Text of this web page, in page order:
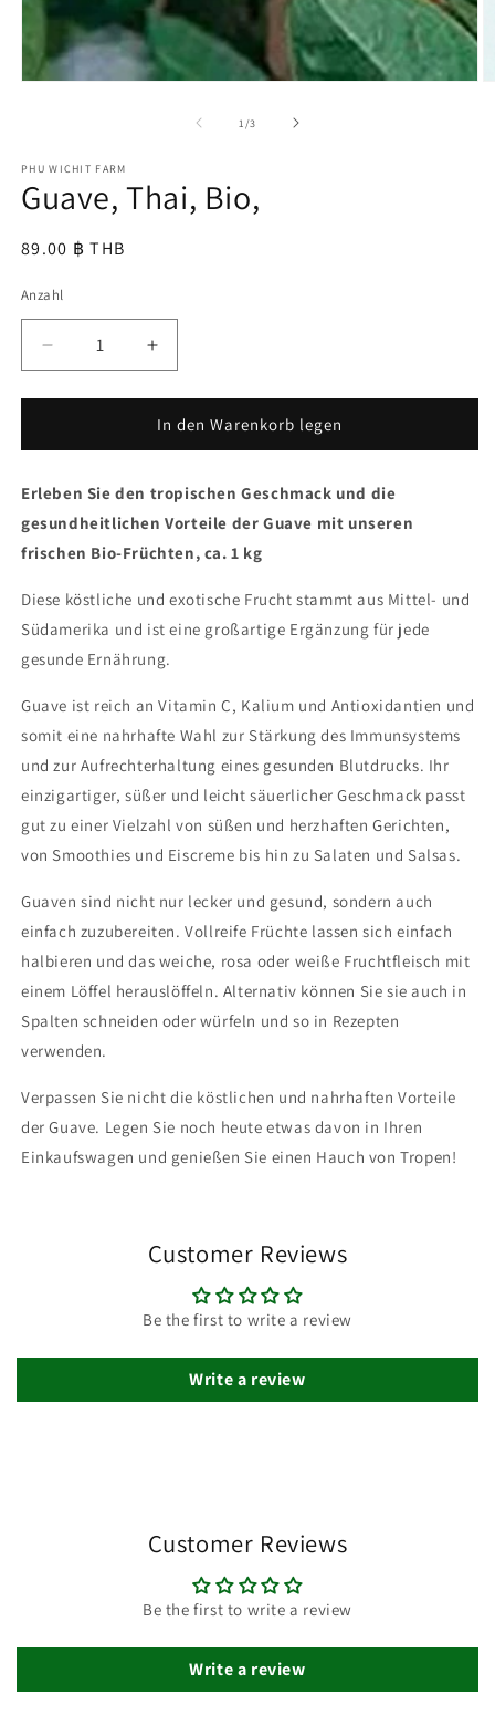
1/von
3
PHU WICHIT FARM
Guave, Thai, Bio,
Normaler
89.00 ฿ THB
Anzahl
Verringere
die
Menge
Guave,
Bio,
Erhöhe
die
Menge
für
Guave,
Bio,
In den Warenkorb legen
Erleben Sie den tropischen Geschmack und die
gesundheitlichen Vorteile der Guave mit unseren
frischen Bio-Früchten, ca. 1 kg
Diese köstliche und exotische Frucht stammt aus Mittel- und
Südamerika und ist eine großartige Ergänzung für jede
gesunde Ernährung.
Guave ist reich an Vitamin C, Kalium und Antioxidantien und
somit eine nahrhafte Wahl zur Stärkung des Immunsystems
und zur Aufrechterhaltung eines gesunden Blutdrucks. Ihr
einzigartiger, süßer und leicht säuerlicher Geschmack passt
gut zu einer Vielzahl von süßen und herzhaften Gerichten,
von Smoothies und Eiscreme bis hin zu Salaten und Salsas.
Guaven sind nicht nur lecker und gesund, sondern auch
einfach zuzubereiten. Vollreife Früchte lassen sich einfach
halbieren und das weiche, rosa oder weiße Fruchtfleisch mit
einem Löffel herauslöffeln. Alternativ können Sie sie auch in
Spalten schneiden oder würfeln und so in Rezepten
verwenden.
Verpassen Sie nicht die köstlichen und nahrhaften Vorteile
der Guave. Legen Sie noch heute etwas davon in Ihren
Einkaufswagen und genießen Sie einen Hauch von Tropen!
Customer Reviews
Be the first to write a review
Write a review
Customer Reviews
Be the first to write a review
Write a review